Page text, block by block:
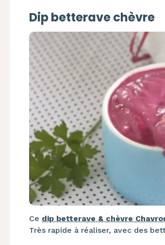
Dip betterave chèvre
Ce dip betterave & chèvre
Très rapide à réaliser, avec des